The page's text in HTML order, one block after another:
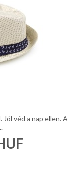
véd a nap ellen.